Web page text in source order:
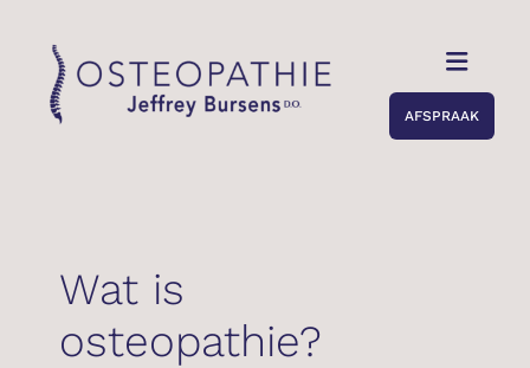
content
Toggle
Over mezelf
AFSPRAAK
Wat is
osteopathie?